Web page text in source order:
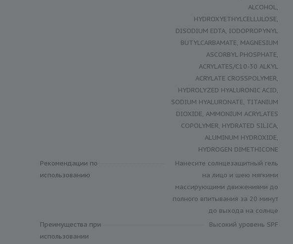
ALCOHOL,
HYDROXYETHYLCELLULOSE,
DISODIUM EDTA, IODOPROPYNYL
BUTYLCARBAMATE, MAGNESIUM
ASCORBYL PHOSPHATE,
ACRYLATES/C10-30 ALKYL
ACRYLATE CROSSPOLYMER,
HYDROLYZED HYALURONIC ACID,
SODIUM HYALURONATE, TITANIUM
DIOXIDE, AMMONIUM ACRYLATES
COPOLYMER, HYDRATED SILICA,
ALUMINUM HYDROXIDE,
HYDROGEN DIMETHICONE
Рекомендации по
использованию
Нанесите солнцезащитный гель
на лицо и шею мягкими
массирующими движениями до
полного впитывания за 20 минут
до выхода на солнце
Преимущества при
использовании
Высокий уровень SPF